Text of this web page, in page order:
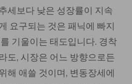
세보다 낮은 성장률이 지속
요구되는 것은 패닉에 빠지
기울이는 태도입니다. 경착
도, 시장은 어느 방향으로든
해 애쓸 것이며, 변동장세에